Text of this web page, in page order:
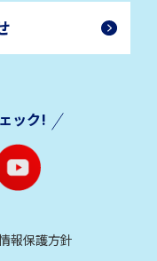
ック!
報保護方針